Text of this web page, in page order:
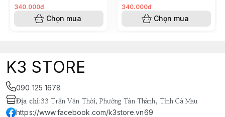
340.000đ
Chọn mua
340.000đ
Chọn mua
K3 STORE
090 125 1678
Địa chỉ:33 Trần Văn Thời, Phường Tân Thành, Tỉnh Cà Mau
https://www.facebook.com/k3store.vn69